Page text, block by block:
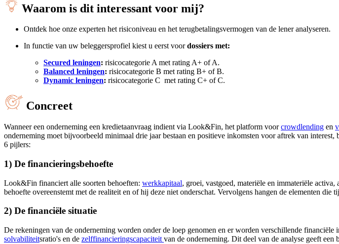
Waarom is dit interessant voor mij?
Ontdek hoe onze experten het risiconiveau en het terugbetalingsvermogen van de lener analyseren.
In functie van uw beleggersprofiel kiest u eerst voordossiers met:
Secured leningen: risicocategorie A met rating A+ of A.
Balanced leningen: risicocategorie B met rating B+ of B.
Dynamic leningen: risicocategorie C met rating C+ of C.
Concreet
Wanneer een onderneming een kredietaanvraag indient via Look&Fin, het platform voorcrowdlending en
onderneming moet bijvoorbeeld minimaal drie jaar bestaan en positieve inkomsten voor aftrek van interest,
6 pijlers:
1) De financieringsbehoefte
Look&Fin financiert alle soorten behoeften: werkkapitaal, groei, vastgoed, materiële en immateriële activa,
behoefte overeenstemt met de realiteit en of hij deze niet onderschat. Vervolgens hangen de elementen
2) De financiële situatie
De rekeningen van de onderneming worden onder de loep genomen en er worden verschillende
solvabiliteitsratio's en de zelffinancieringscapaciteit van de onderneming. Dit deel van de analyse geeft